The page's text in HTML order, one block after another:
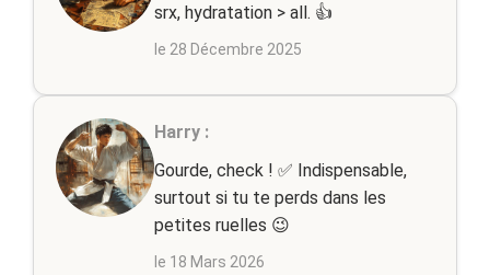
srx, hydratation > all. 👍
le 28 Décembre 2025
Harry :
Gourde, check ! ✅ Indispensable,
surtout si tu te perds dans les
petites ruelles 😉
le 18 Mars 2026